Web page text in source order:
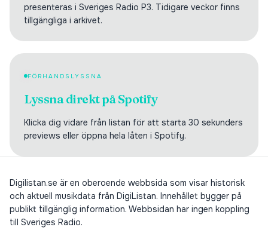
presenteras i Sveriges Radio P3. Tidigare veckor finns
tillgängliga i arkivet.
FÖRHANDSLYSSNA
Lyssna direkt på Spotify
Klicka dig vidare från listan för att starta 30 sekunders
previews eller öppna hela låten i Spotify.
Digilistan.se är en oberoende webbsida som visar historisk
och aktuell musikdata från DigiListan. Innehållet bygger på
publikt tillgänglig information. Webbsidan har ingen koppling
till Sveriges Radio.